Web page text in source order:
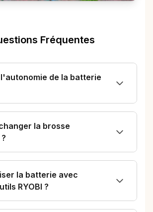
Fréquentes
de la batterie
la brosse
la batterie avec
RYOBI ?